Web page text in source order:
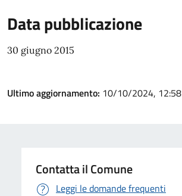
Data pubblicazione
30 giugno 2015
Ultimo aggiornamento: 10/10/2024, 12:58
Contatta il Comune
Leggi le domande frequenti